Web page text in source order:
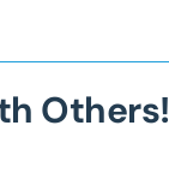
Others!